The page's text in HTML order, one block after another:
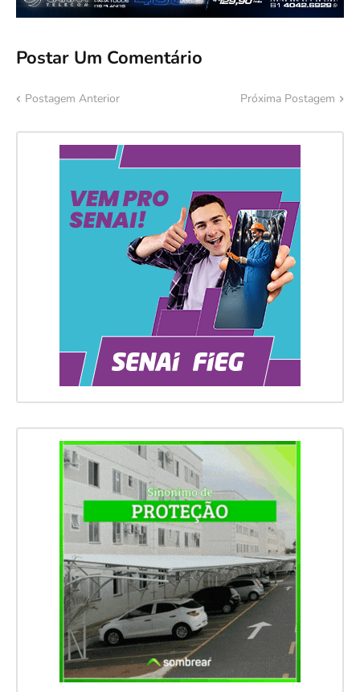
Postar Um Comentário
Postagem Anterior Próxima Postagem